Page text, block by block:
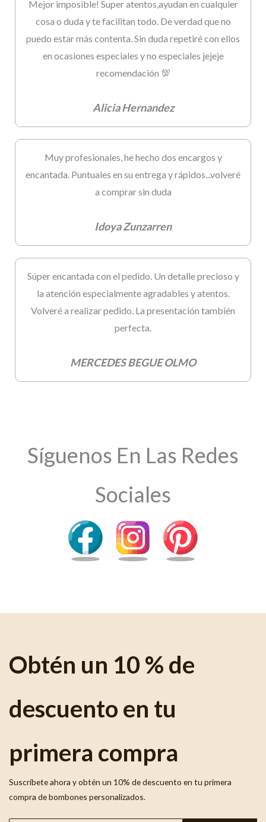
Mejor imposible! Super atentos,ayudan en cualquier
cosa o duda y te facilitan todo. De verdad que no
puedo estar más contenta. Sin duda repetiré con ellos
en ocasiones especiales y no especiales jejeje
recomendación 💯
Alicia Hernandez
Muy profesionales, he hecho dos encargos y
encantada. Puntuales en su entrega y rápidos...volveré
a comprar sin duda
Idoya Zunzarren
Súper encantada con el pedido. Un detalle precioso y
la atención especialmente agradables y atentos.
Volveré a realizar pedido. La presentación también
perfecta.
MERCEDES BEGUE OLMO
Síguenos En Las Redes
Sociales
Obtén un 10 % de
descuento en tu
primera compra
Suscríbete ahora y obtén un 10% de descuento en tu primera
compra de bombones personalizados.